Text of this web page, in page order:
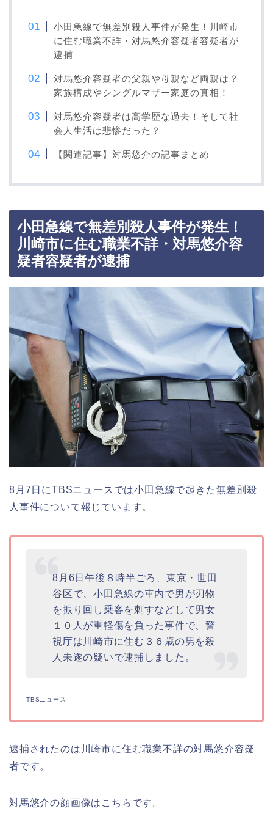
小田急線で無差別殺人事件が発生！川崎市
に住む職業不詳・対馬悠介容疑者容疑者が
逮捕
対馬悠介容疑者の父親や母親など両親は？
家族構成やシングルマザー家庭の真相！
対馬悠介容疑者は高学歴な過去！そして社
会人生活は悲惨だった？
【関連記事】対馬悠介の記事まとめ
小田急線で無差別殺人事件が発生！
川崎市に住む職業不詳・対馬悠介容
疑者容疑者が逮捕
8月7日にTBSニュースでは小田急線で起きた無差別殺
人事件について報じています。
8月6日午後８時半ごろ、東京・世田
谷区で、小田急線の車内で男が刃物
を振り回し乗客を刺すなどして男女
１０人が重軽傷を負った事件で、警
視庁は川崎市に住む３６歳の男を殺
人未遂の疑いで逮捕しました。
TBSニュース
逮捕されたのは川崎市に住む職業不詳の対馬悠介容疑
者です。
対馬悠介の顔画像はこちらです。